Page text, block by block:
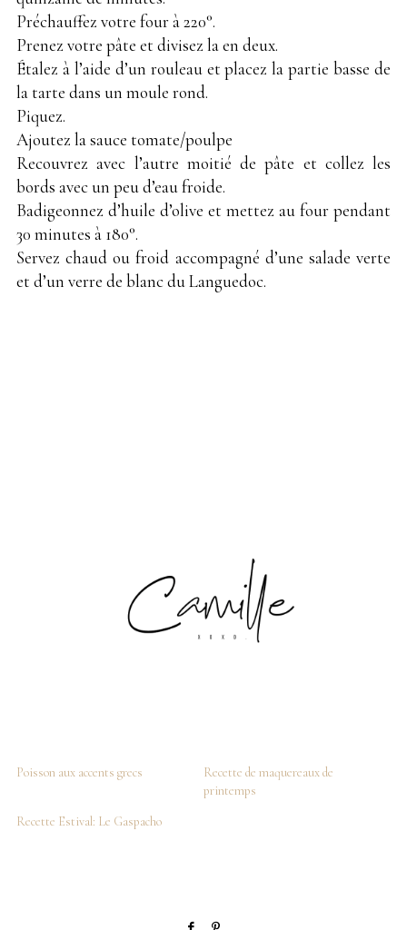
Préchauffez votre four à 220°.
Prenez votre pâte et divisez la en deux.
Étalez à l’aide d’un rouleau et placez la partie basse de
la tarte dans un moule rond.
Piquez.
Ajoutez la sauce tomate/poulpe
Recouvrez avec l’autre moitié de pâte et collez les
bords avec un peu d’eau froide.
Badigeonnez d’huile d’olive et mettez au four pendant
30 minutes à 180°.
Servez chaud ou froid accompagné d’une salade verte
et d’un verre de blanc du Languedoc.
Poisson aux accents grecs
Recette de maquereaux de
printemps
Recette Estival: Le Gaspacho